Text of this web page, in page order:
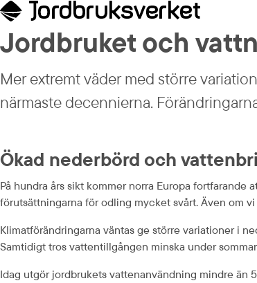
Jordbruket och
Mer extremt väder med större
närmaste decennierna.
Ökad nederbörd och
På hundra års sikt kommer norra Europa
förutsättningarna för odling mycket svårt. Även om
Klimatförändringarna väntas ge större variationer i
Samtidigt tros vattentillgången minska under
Idag utgör jordbrukets vattenanvändning mindre än